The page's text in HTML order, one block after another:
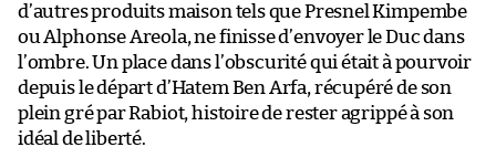
d’autres produits maison tels que Presnel Kimpembe
ou Alphonse Areola, ne finisse d’envoyer le Duc dans
l’ombre. Un place dans l’obscurité qui était à pourvoir
depuis le départ d’Hatem Ben Arfa, récupéré de son
plein gré par Rabiot, histoire de rester agrippé à son
idéal de liberté.